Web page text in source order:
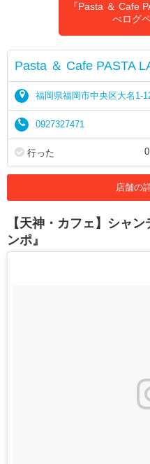
『Pasta ＆ Cafe
べログ
Pasta ＆ Cafe PASTA
福岡県福岡市中央区大名1-
0927327471
行った 0
店舗の
【天神・カフェ】シャ
ンポ』